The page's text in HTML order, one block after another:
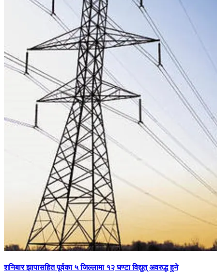
शनिबार झापासहित पूर्वका ५ जिल्लामा १२ घण्टा विद्युत् अवरुद्ध हुने